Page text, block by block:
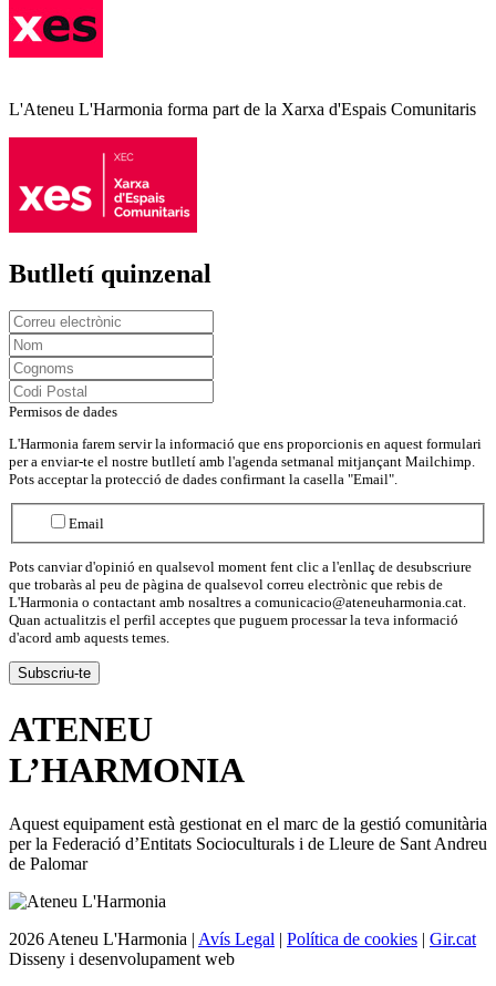
L'Ateneu L'Harmonia forma part de la Xarxa d'Espais Comunitaris
Butlletí quinzenal
Permisos de dades
L'Harmonia farem servir la informació que ens proporcionis en aquest formulari
per a enviar-te el nostre butlletí amb l'agenda setmanal mitjançant Mailchimp.
Pots acceptar la protecció de dades confirmant la casella "Email".
Email
Pots canviar d'opinió en qualsevol moment fent clic a l'enllaç de desubscriure
que trobaràs al peu de pàgina de qualsevol correu electrònic que rebis de
L'Harmonia o contactant amb nosaltres a comunicacio@ateneuharmonia.cat.
Quan actualitzis el perfil acceptes que puguem processar la teva informació
d'acord amb aquests temes.
ATENEU
L’HARMONIA
Aquest equipament està gestionat en el marc de la gestió comunitària
per la Federació d’Entitats Socioculturals i de Lleure de Sant Andreu
de Palomar
2026 Ateneu L'Harmonia | Avís Legal | Política de cookies | Gir.cat
Disseny i desenvolupament web